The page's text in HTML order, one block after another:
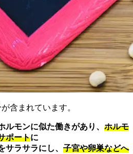
含まれています。
ルモンに似た働きがあり、 ホルモ
ポートに
サラサラにし、 子宮や卵巣などへ